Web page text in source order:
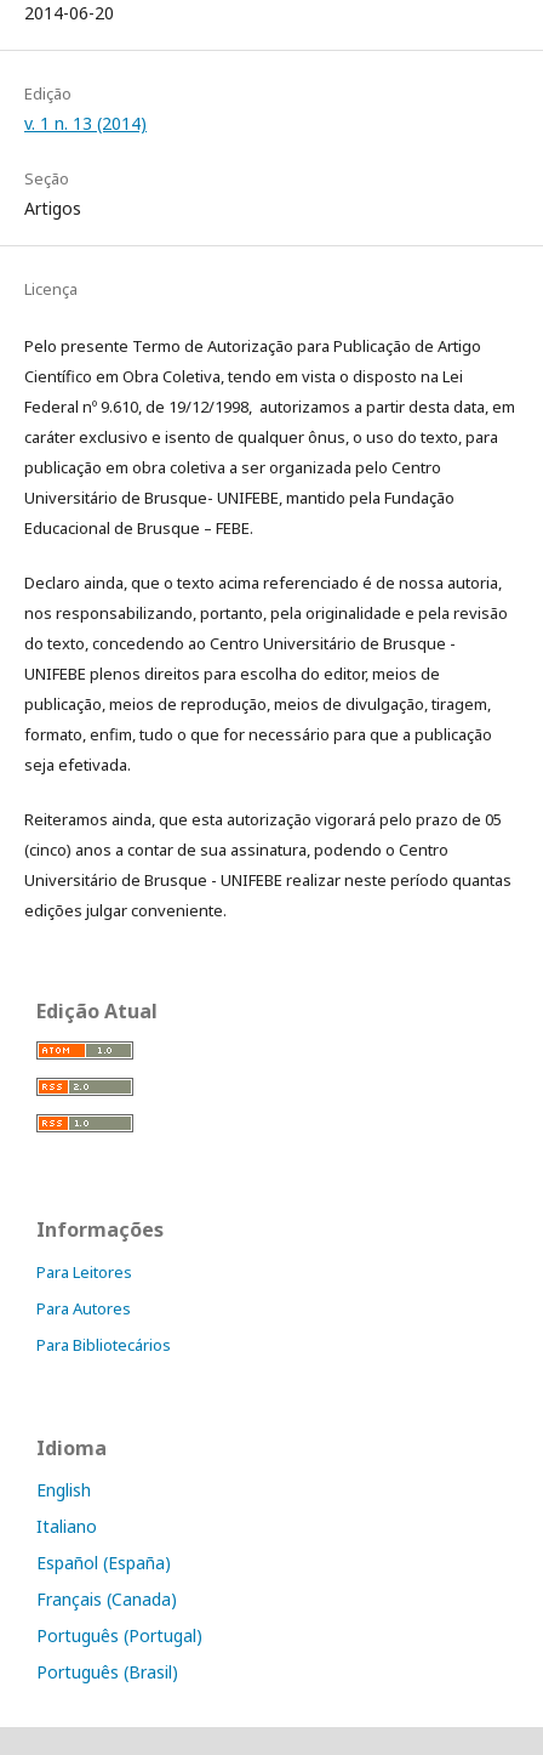
2014-06-20
Edição
v. 1 n. 13 (2014)
Seção
Artigos
Licença
Pelo presente Termo de Autorização para Publicação de Artigo
Científico em Obra Coletiva, tendo em vista o disposto na Lei
Federal nº 9.610, de 19/12/1998, autorizamos a partir desta data, em
caráter exclusivo e isento de qualquer ônus, o uso do texto, para
publicação em obra coletiva a ser organizada pelo Centro
Universitário de Brusque- UNIFEBE, mantido pela Fundação
Educacional de Brusque – FEBE.
Declaro ainda, que o texto acima referenciado é de nossa autoria,
nos responsabilizando, portanto, pela originalidade e pela revisão
do texto, concedendo ao Centro Universitário de Brusque -
UNIFEBE plenos direitos para escolha do editor, meios de
publicação, meios de reprodução, meios de divulgação, tiragem,
formato, enfim, tudo o que for necessário para que a publicação
seja efetivada.
Reiteramos ainda, que esta autorização vigorará pelo prazo de 05
(cinco) anos a contar de sua assinatura, podendo o Centro
Universitário de Brusque - UNIFEBE realizar neste período quantas
edições julgar conveniente.
Edição Atual
Informações
Para Leitores
Para Autores
Para Bibliotecários
Idioma
English
Italiano
Español (España)
Français (Canada)
Português (Portugal)
Português (Brasil)